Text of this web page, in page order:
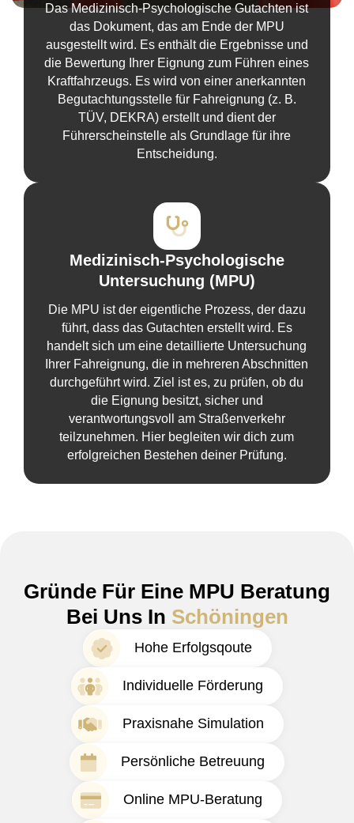
Das Medizinisch-Psychologische Gutachten ist
das Dokument, das am Ende der MPU
ausgestellt wird. Es enthält die Ergebnisse und
die Bewertung Ihrer Eignung zum Führen eines
Kraftfahrzeugs. Es wird von einer anerkannten
Begutachtungsstelle für Fahreignung (z. B.
TÜV, DEKRA) erstellt und dient der
Führerscheinstelle als Grundlage für ihre
Entscheidung.
Medizinisch-Psychologische
Untersuchung (MPU)
Die MPU ist der eigentliche Prozess, der dazu
führt, dass das Gutachten erstellt wird. Es
handelt sich um eine detaillierte Untersuchung
Ihrer Fahreignung, die in mehreren Abschnitten
durchgeführt wird. Ziel ist es, zu prüfen, ob du
die Eignung besitzt, sicher und
verantwortungsvoll am Straßenverkehr
teilzunehmen. Hier begleiten wir dich zum
erfolgreichen Bestehen deiner Prüfung.
Gründe Für Eine MPU Beratung
Bei Uns In Schöningen
Hohe Erfolgsqoute
Individuelle Förderung
Praxisnahe Simulation
Persönliche Betreuung
Online MPU-Beratung